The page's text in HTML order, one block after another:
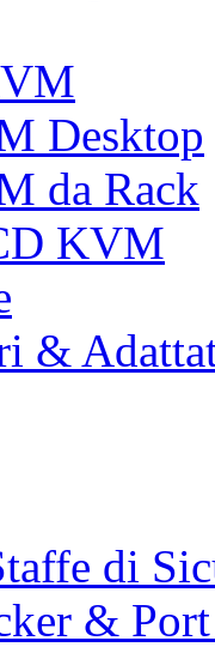
Desktop
da Rack
KVM
&
di
&